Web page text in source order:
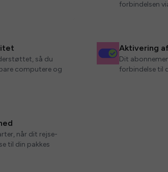
forbindelsen
så du
computere og
Aktivering
Dit
forbindelse til
når dit rejse-
til din pakkes